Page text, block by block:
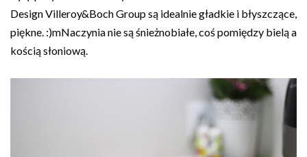
Design Villeroy&Boch Group są idealnie gładkie i błyszczące,
piękne. :)mNaczynia nie są śnieżnobiałe, coś pomiędzy bielą a
kością słoniową.